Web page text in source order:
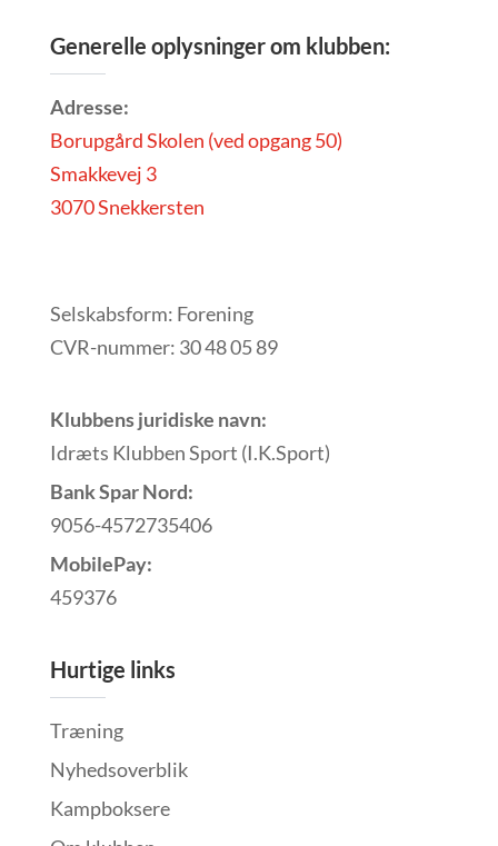
Generelle oplysninger om klubben:
Adresse:
Borupgård Skolen (ved opgang 50)
Smakkevej 3
3070 Snekkersten
Selskabsform: Forening
CVR-nummer: 30 48 05 89
Klubbens juridiske navn:
Idræts Klubben Sport (I.K.Sport)
Bank Spar Nord:
9056-4572735406
MobilePay:
459376
Hurtige links
Træning
Nyhedsoverblik
Kampboksere